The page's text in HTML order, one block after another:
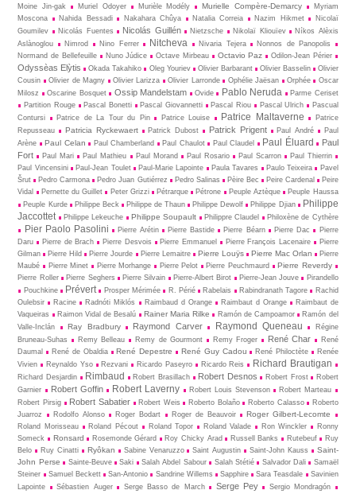
Moine Jin-gak
Muriel Odoyer Murièle Modély Murielle Compère-Demarcy
Myriam
Moscona
Nahida Bessadi Nakahara Chûya Natalia Correia Nazim Hikmet
Nicolaï
Goumilev
Nicolás Fuentes Nicolás Guillén Nietz­sche Nikolaï Kliouïev
Níkos Alèxis
Aslànoglou
Nimrod Nino Ferrer Nitcheva Nivaria Tejera
Nonnos de Panopolis
Normand de Bellefeuille
Nuno Júdice Octave Mirbeau Octavio Paz Odilon-Jean Périer
Odyssèas Elỳtis Okada Takahiko Oleg Youriev Olivier Barbarant Olivier Basselin
Olivier
Cousin
Olivier de Magny Olivier Larizza Olivier Larronde Ophélie Jaësan Orphée
Oscar
Milosz
Oscarine Bosquet Ossip Mandelstam Ovide Pablo Neruda
Parme Ceriset
Partition Rouge
Pascal Bonetti Pascal Giovannetti Pascal Riou Pascal Ulrich
Pascual
Contursi
Patrice de La Tour du Pin Patrice Louise Patrice Maltaverne
Patrice
Repusseau
Patricia Ryckewaert Patrick Dubost Patrick Prigent Paul André
Paul
Arène
Paul Celan Paul Chamberland Paul Chaulot Paul Claudel Paul Éluard
Paul
Fort
Paul Mari Paul Mathieu Paul Morand Paul Rosario Paul Scarron
Paul Thierrin
Paul Vincensini
Paul-Jean Toulet Paul-Marie Lapointe Paula Tavares Paulo Teixeira
Pavel
Šrut
Pedro Carmona Pedro Juan Gutiérrez Pedro Salinas Pèire Bec Peire Cardenal
Peire
Vidal
Pernette du Guillet Peter Grizzi Pétrarque Pétrone Peuple Aztèque
Peuple Haussa
Peuple Kurde
Philippe Beck Philippe de Thaun Philippe Dewolf Philippe Djian
Philippe
Jaccottet
Philippe Lekeuche Philippe Soupault Philippre Claudel Philoxène de Cythère
Pier Paolo Pasolini Pierre Arétin Pierre Bastide Pierre Béarn Pierre Dac
Pierre
Daru
Pierre de Brach Pierre Desvois Pierre Emmanuel Pierre François Lacenaire
Pierre
Gilman
Pierre Hild Pierre Jourde Pierre Lemaitre Pierre Louÿs Pierre Mac Orlan
Pierre
Maubé
Pierre Minet Pierre Morhange Pierre Pelot Pierre Peuchmaurd Pierre Reverdy
Pierre Roller Pierre Seghers Pierre Silvain Pierre-Albert Birot Pierre-Jean Jouve
Pirandello
Pouchkine
Prévert Prosper Mérimée R. Périé Rabelais Rabindranath Tagore
Rachid
Oulebsir
Racine Radnóti Miklós Raimbaud d Orange Raimbaut d Orange
Raimbaut de
Vaqueiras
Raimon Vidal de Besalú Rainer Maria Rilke Ramón de Campoamor
Ramón del
Valle-Inclán
Ray Bradbury Raymond Carver Raymond Queneau
Régine
Bruneau-Suhas
Remy Belleau Remy de Gourmont Remy Froger René Char
René
Daumal
René de Obaldia René Depestre René Guy Cadou René Philoctète
Renée
Vivien
Reynaldo Yso Rezvani Ricardo Paseyro Ricardo Reis Richard Brautigan
Richard Desjardin Rimbaud Robert Brasillach Robert Desnos Robert Frost
Robert
Garnier
Robert Goffin Robert Laverny Robert Louis Stevenson
Robert Marteau
Robert Pirsig
Robert Sabatier Robert Weis Roberto Bolaño Roberto Calasso
Roberto
Juarroz
Rodolfo Alonso Roger Bodart Roger de Beauvoir Roger Gilbert-Lecomte
Roland Morisseau Roland Pécout Roland Topor Roland Valade Ron Winckler
Ronny
Someck
Ronsard Rosemonde Gérard Roy Chicky Arad Russell Banks Rutebeuf
Ruy
Belo
Ruy Cinatti Ryôkan Sabine Venaruzzo Saint Augustin Saint-John Kauss
Saint-
John Perse
Sainte-Beuve Saki Salah Abdel Sabour Salah Stétié Salvador Dali
Samaël
Steiner
Samuel Beckett San-Antonio Sandrine Willems Sapphire Sara Teasdale
Savinien
Lapointe
Sébastien Auger Serge Basso de March Serge Pey
Sergio Mondragón